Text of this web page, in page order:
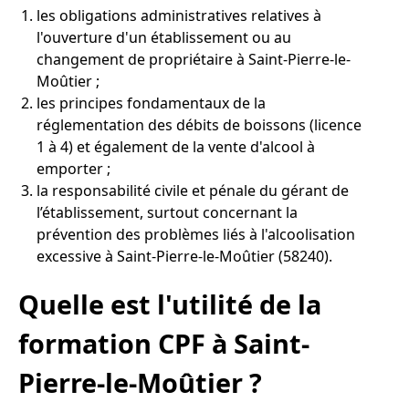
les obligations administratives relatives à
l'ouverture d'un établissement ou au
changement de propriétaire à Saint-Pierre-le-
Moûtier ;
les principes fondamentaux de la
réglementation des débits de boissons (licence
1 à 4) et également de la vente d'alcool à
emporter ;
la responsabilité civile et pénale du gérant de
l’établissement, surtout concernant la
prévention des problèmes liés à l'alcoolisation
excessive à Saint-Pierre-le-Moûtier (58240).
Quelle est l'utilité de la
formation CPF à Saint-
Pierre-le-Moûtier ?